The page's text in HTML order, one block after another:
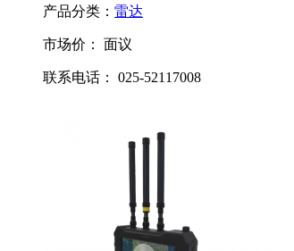
产品分类： 雷达
市场价： 面议
联系电话： 025-52117008